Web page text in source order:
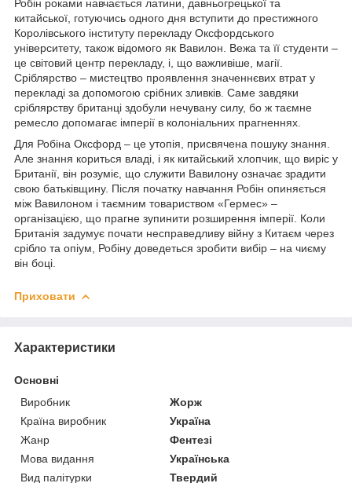
Робін роками навчається латини, давньогрецької та
китайської, готуючись одного дня вступити до престижного
Королівського інституту перекладу Оксфордського
університету, також відомого як Вавилон. Вежа та її студенти –
це світовий центр перекладу, і, що важливіше, магії.
Сріблярство – мистецтво проявлення значеннєвих втрат у
перекладі за допомогою срібних зливків. Саме завдяки
сріблярству британці здобули нечувану силу, бо ж таємне
ремесло допомагає імперії в колоніальних прагненнях.
Для Робіна Оксфорд – це утопія, присвячена пошуку знання.
Але знання кориться владі, і як китайський хлопчик, що виріс у
Британії, він розуміє, що служити Вавилону означає зрадити
свою батьківщину. Після початку навчання Робін опиняється
між Вавилоном і таємним товариством «Гермес» –
організацією, що прагне зупинити розширення імперії. Коли
Британія задумує почати несправедливу війну з Китаєм через
срібло та опіум, Робіну доведеться зробити вибір – на чиєму
він боці.
Приховати
Характеристики
Основні
Виробник
Жорж
Країна виробник
Україна
Жанр
Фентезі
Мова видання
Українська
Вид палітурки
Твердий